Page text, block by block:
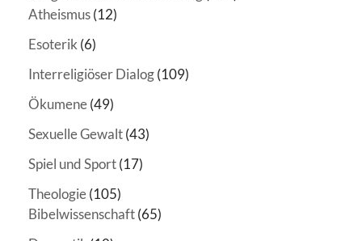
Atheismus(12)
Esoterik(6)
Interreligiöser Dialog(109)
Ökumene(49)
Sexuelle Gewalt(43)
Spiel und Sport(17)
Theologie(105)
Bibelwissenschaft(65)